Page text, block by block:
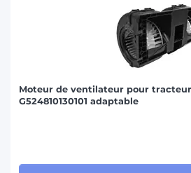
Moteur de ventilateur pour tracteur
G524810130101 adaptable